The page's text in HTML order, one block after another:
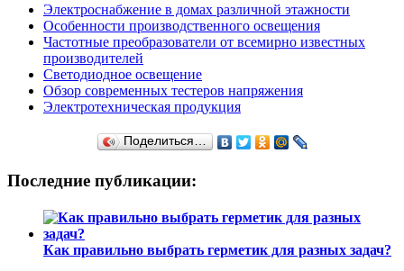
Электроснабжение в домах различной этажности
Особенности производственного освещения
Частотные преобразователи от всемирно известных
производителей
Светодиодное освещение
Обзор современных тестеров напряжения
Электротехническая продукция
Поделиться…
Последние публикации:
Как правильно выбрать герметик для разных задач?